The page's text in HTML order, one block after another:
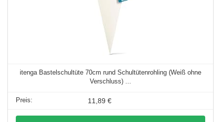
itenga Bastelschultüte 70cm rund Schultütenrohling (Weiß ohne
Verschluss) ...
11,89 €